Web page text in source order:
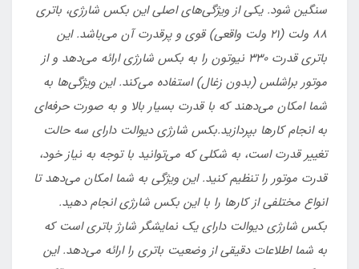
سنگین شود. یکی از ویژگی‌های اصلی این بکس شارژی، باتری
88 ولت (21 ولت واقعی) قوی و پرقدرت آن می‌باشد. این
باتری قدرت 330 نیوتون را به بکس شارژی ارائه می‌دهد و از
موتور براشلس (بدون زغال) استفاده می‌کند. این ویژگی‌ها به
شما امکان می‌دهند که با قدرت بسیار بالا و به صورت حرفه‌ای
به انجام کارها بپردازید.بکس شارژی دیوالت دارای سه حالت
تغییر قدرت است، به شکلی که می‌توانید با توجه به نیاز خود،
قدرت موتور را تنظیم کنید. این ویژگی به شما امکان می‌دهد تا
انواع مختلفی از کارها را با این بکس شارژی انجام دهید.
بکس شارژی دیوالت دارای یک نمایشگر شارژ باتری است که
به شما اطلاعات دقیقی از وضعیت باتری را ارائه می‌دهد. این